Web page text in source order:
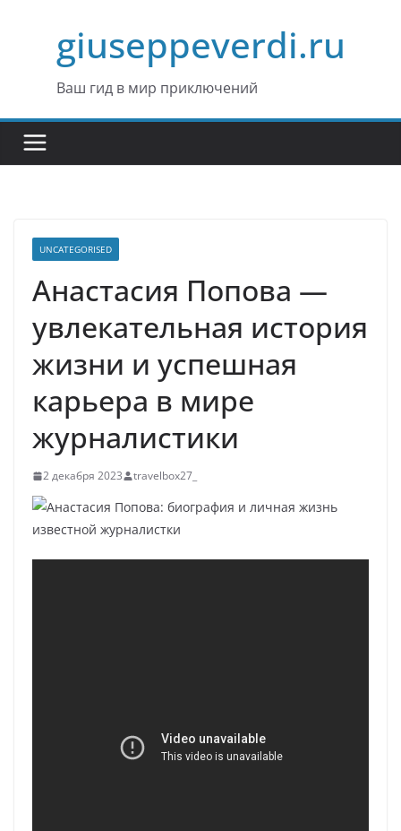
содержимомуgiuseppeverdi.ru
Ваш гид в мир приключений
UNCATEGORISED
Анастасия Попова —
увлекательная история
жизни и успешная
карьера в мире
журналистики
2 декабря 2023 travelbox27_